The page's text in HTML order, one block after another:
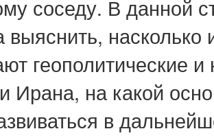
соседу. В данной
выяснить, насколько
геополитические
Ирана, на какой
в